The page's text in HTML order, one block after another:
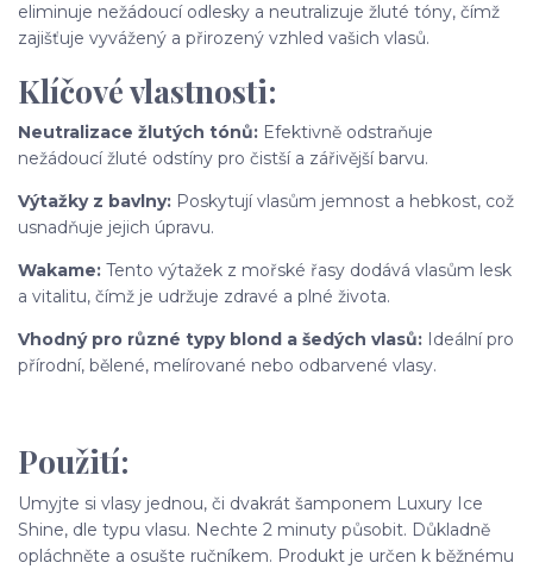
eliminuje nežádoucí odlesky a neutralizuje žluté tóny, čímž
zajišťuje vyvážený a přirozený vzhled vašich vlasů.
Klíčové vlastnosti:
Neutralizace žlutých tónů: Efektivně odstraňuje
nežádoucí žluté odstíny pro čistší a zářivější barvu.
Výtažky z bavlny: Poskytují vlasům jemnost a hebkost, což
usnadňuje jejich úpravu.
Wakame: Tento výtažek z mořské řasy dodává vlasům lesk
a vitalitu, čímž je udržuje zdravé a plné života.
Vhodný pro různé typy blond a šedých vlasů: Ideální pro
přírodní, bělené, melírované nebo odbarvené vlasy.
Použití:
Umyjte si vlasy jednou, či dvakrát šamponem Luxury Ice
Shine, dle typu vlasu. Nechte 2 minuty působit. Důkladně
opláchněte a osušte ručníkem. Produkt je určen k běžnému